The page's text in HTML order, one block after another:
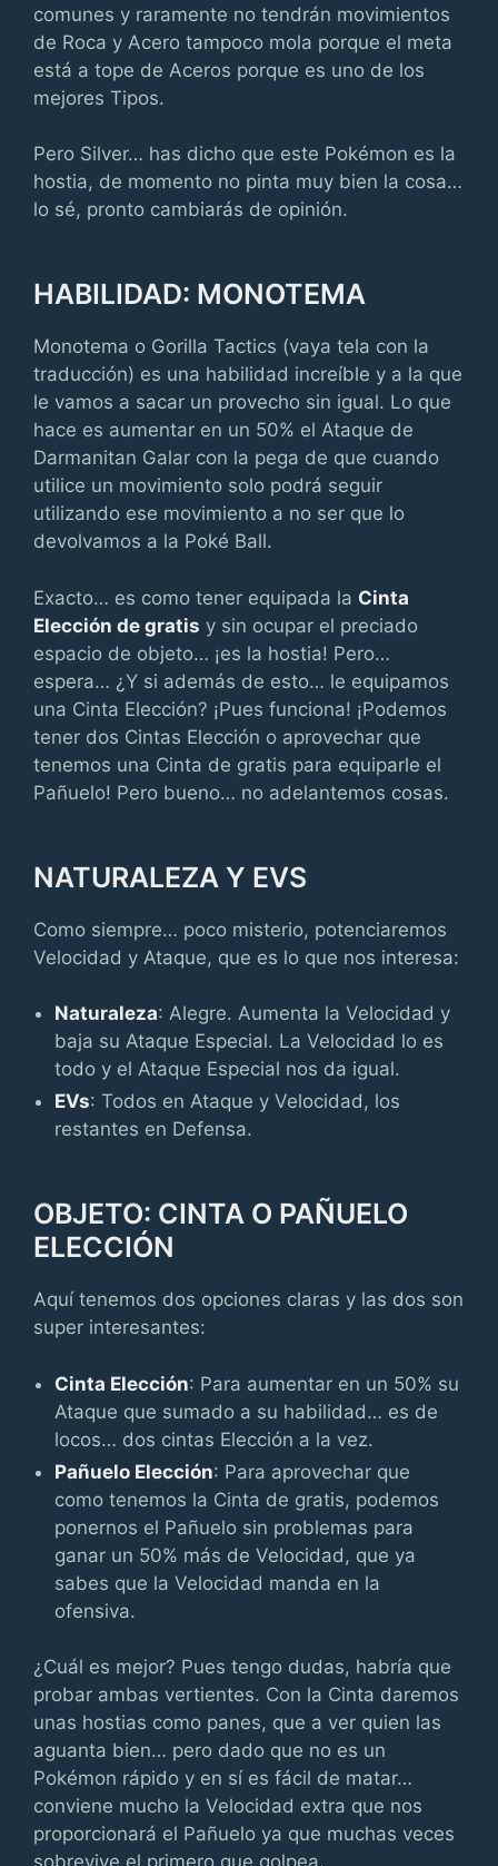
comunes y raramente no tendrán movimientos
de Roca y Acero tampoco mola porque el meta
está a tope de Aceros porque es uno de los
mejores Tipos.
Pero Silver… has dicho que este Pokémon es la
hostia, de momento no pinta muy bien la cosa…
lo sé, pronto cambiarás de opinión.
HABILIDAD: MONOTEMA
Monotema o Gorilla Tactics (vaya tela con la
traducción) es una habilidad increíble y a la que
le vamos a sacar un provecho sin igual. Lo que
hace es aumentar en un 50% el Ataque de
Darmanitan Galar con la pega de que cuando
utilice un movimiento solo podrá seguir
utilizando ese movimiento a no ser que lo
devolvamos a la Poké Ball.
Exacto… es como tener equipada la Cinta
Elección de gratis y sin ocupar el preciado
espacio de objeto… ¡es la hostia! Pero…
espera… ¿Y si además de esto… le equipamos
una Cinta Elección? ¡Pues funciona! ¡Podemos
tener dos Cintas Elección o aprovechar que
tenemos una Cinta de gratis para equiparle el
Pañuelo! Pero bueno… no adelantemos cosas.
NATURALEZA Y EVS
Como siempre… poco misterio, potenciaremos
Velocidad y Ataque, que es lo que nos interesa:
Naturaleza: Alegre. Aumenta la Velocidad y
baja su Ataque Especial. La Velocidad lo es
todo y el Ataque Especial nos da igual.
EVs: Todos en Ataque y Velocidad, los
restantes en Defensa.
OBJETO: CINTA O PAÑUELO
ELECCIÓN
Aquí tenemos dos opciones claras y las dos son
super interesantes:
Cinta Elección: Para aumentar en un 50% su
Ataque que sumado a su habilidad… es de
locos… dos cintas Elección a la vez.
Pañuelo Elección: Para aprovechar que
como tenemos la Cinta de gratis, podemos
ponernos el Pañuelo sin problemas para
ganar un 50% más de Velocidad, que ya
sabes que la Velocidad manda en la
ofensiva.
¿Cuál es mejor? Pues tengo dudas, habría que
probar ambas vertientes. Con la Cinta daremos
unas hostias como panes, que a ver quien las
aguanta bien… pero dado que no es un
Pokémon rápido y en sí es fácil de matar…
conviene mucho la Velocidad extra que nos
proporcionará el Pañuelo ya que muchas veces
sobrevive el primero que golpea.